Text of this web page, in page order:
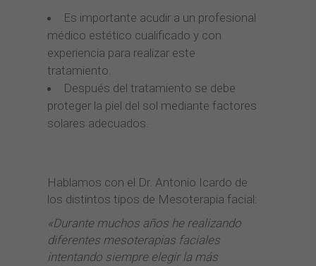
Es importante acudir a un profesional
médico estético cualificado y con
experiencia para realizar este
tratamiento.
Después del tratamiento se debe
proteger la piel del sol mediante factores
solares adecuados.
Hablamos con el Dr. Antonio Icardo de
los distintos tipos de Mesoterapia facial:
«Durante muchos años he realizando
diferentes mesoterapias faciales
intentando siempre elegir la más